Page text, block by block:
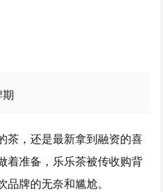
茶，还是最新拿到融资的喜
着准备，乐乐茶被传收购背
牌的无奈和尴尬。